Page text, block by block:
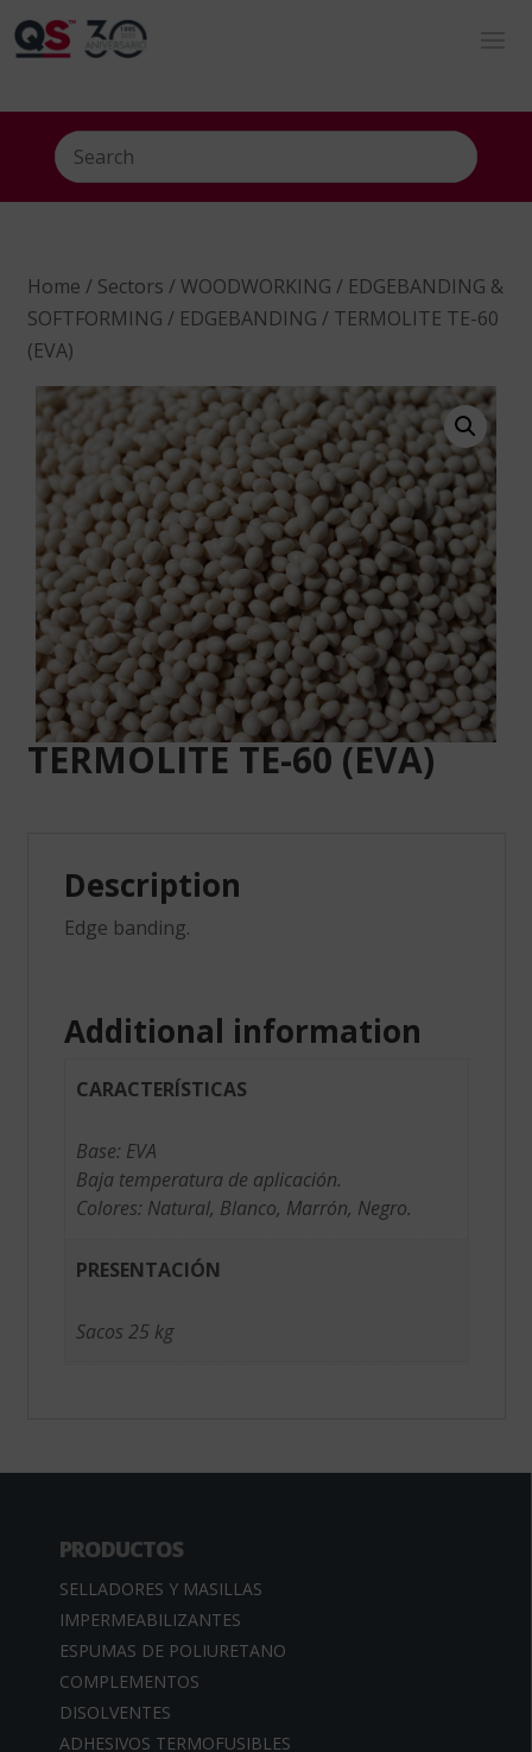
Home / Sectors /WOODWORKING / EDGEBANDING &
SOFTFORMING / EDGEBANDING / TERMOLITE TE-60
(EVA)
TERMOLITE TE-60 (EVA)
Description
Edge banding.
Additional information
CARACTERÍSTICAS
Base: EVA
Baja temperatura de aplicación.
Colores: Natural, Blanco, Marrón, Negro.
PRESENTACIÓN
Sacos 25 kg
PRODUCTOS
SELLADORES Y MASILLAS
IMPERMEABILIZANTES
ESPUMAS DE POLIURETANO
COMPLEMENTOS
DISOLVENTES
ADHESIVOS TERMOFUSIBLES